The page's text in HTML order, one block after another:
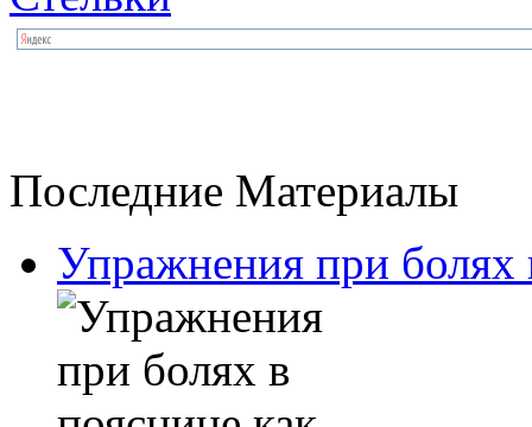
Последние Материалы
Упражнения при болях